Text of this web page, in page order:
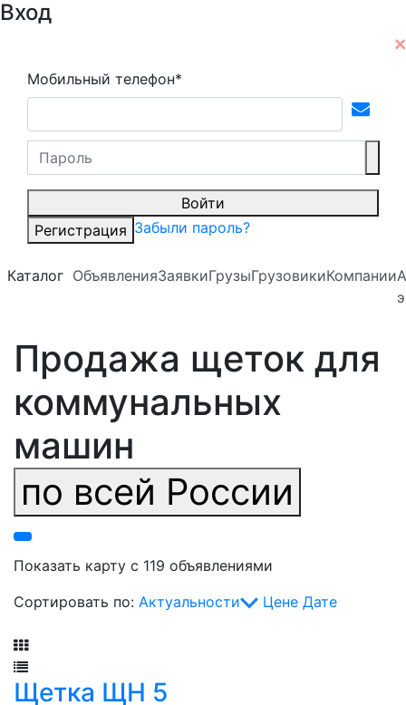
Вход
Мобильный телефон*
Войти
Регистрация Забыли пароль?
Каталог ОбъявленияЗаявкиГрузыГрузовикиКомпании
Продажа щеток для
коммунальных
машин
по всей России
Показать карту с 119 объявлениями
Сортировать по: Актуальности Цене Дате
Щетка ЩН 5